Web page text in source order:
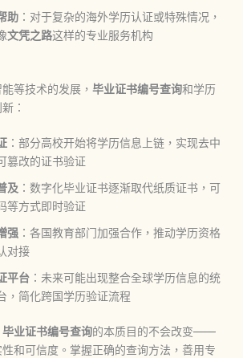
助：对于复杂的海外学历认证或特殊情况，
文凭之路这样的专业服务机构
等技术的发展， 毕业证书编号查询和学历
：
：部分高校开始将学历信息上链，实现去中
篡改的证书验证
及 ：数字化毕业证书逐渐取代纸质证书，可
等方式即时验证
强：各国教育部门加强合作，推动学历资格
对接
平台：未来可能出现整合全球学历信息的统
，简化跨国学历验证流程
毕业证书编号查询的本质目的不会改变——
和可信度。掌握正确的查询方法，善用专